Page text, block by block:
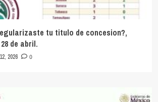
tu titulo de concesion?,
de abril.
2026 0